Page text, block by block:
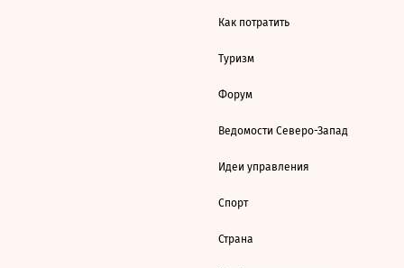
Как потратить
Туризм
Форум
Ведомости Северо-Запад
Идеи управления
Спорт
Страна